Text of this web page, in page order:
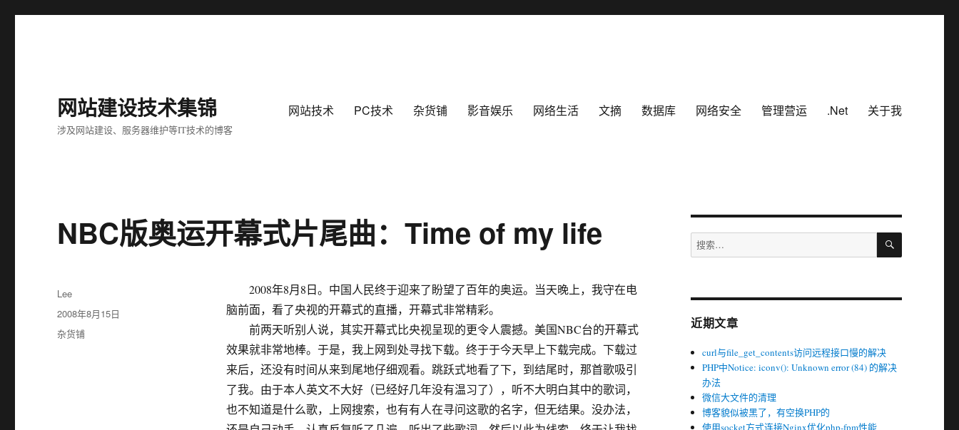
网站建设技术集锦
涉及网站建设、服务器维护等IT技术的博客
网站技术 PC技术 杂货铺 影音娱乐 网络生活 文摘 数据库 网络安全 管理营运 .Net 关于我
NBC版奥运开幕式片尾曲：Time of my life
2008年8月8日。中国人民终于迎来了盼望了百年的奥运。当天晚上，我守在电
脑前面，看了央视的开幕式的直播，开幕式非常精彩。
前两天听别人说，其实开幕式比央视呈现的更令人震撼。美国NBC台的开幕式
效果就非常地棒。于是，我上网到处寻找下载。终于于今天早上下载完成。下载过
来后，还没有时间从来到尾地仔细观看。跳跃式地看了下，到结尾时，那首歌吸引
了我。由于本人英文不大好（已经好几年没有温习了），听不大明白其中的歌词，
也不知道是什么歌，上网搜索，也有有人在寻问这歌的名字，但无结果。没办法，
作
者
Lee
发
布
于
2008年8月15日
分
杂货铺
搜
索：
搜
近期文章
curl与file_get_contents访问远程接口慢的解决
PHP中Notice: iconv(): Unknown error (84) 的解决
办法
微信大文件的清理
博客貌似被黑了，有空换PHP的
使用socket方式连接Nginx优化php-fpm性能